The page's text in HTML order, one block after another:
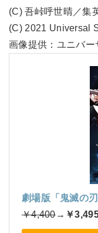
(C) 吾峠呼世晴／集
(C) 2021 Universal
画像提供：ユニバ
劇場版「鬼滅の
￥4,400→ ￥